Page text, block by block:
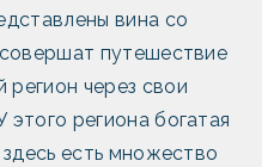
вина со
путешествие
через свои
региона богатая
есть множество